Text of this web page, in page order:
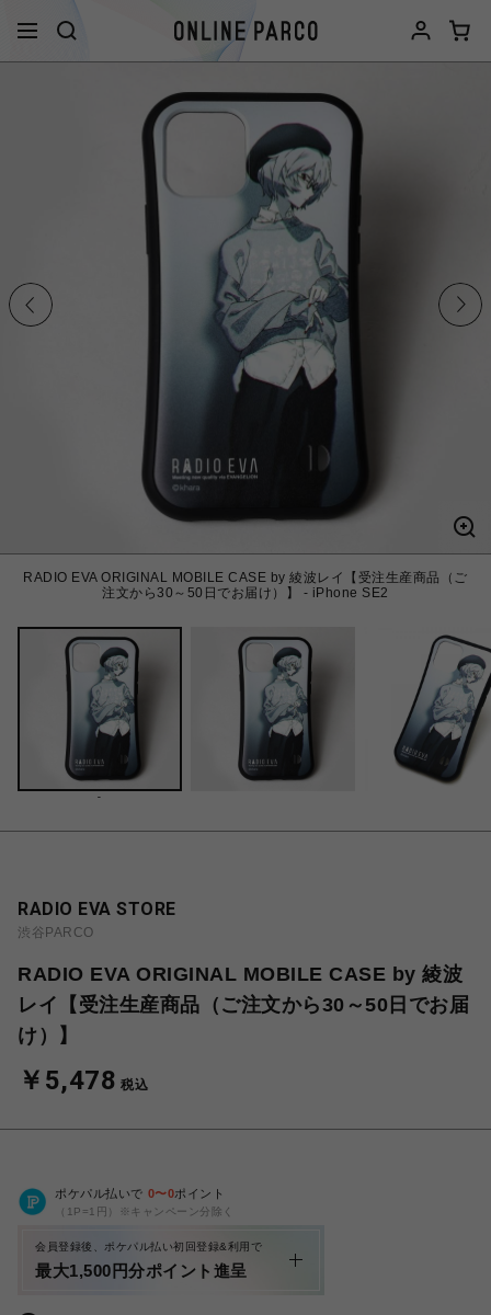
RADIO EVA ORIGINAL MOBILE CASE by 綾波レイ【受注生産商品（ご
注文から30～50日でお届け）】 - iPhone SE2
-
RADIO EVA STORE
渋谷PARCO
RADIO EVA ORIGINAL MOBILE CASE by 綾波
レイ【受注生産商品（ご注文から30～50日でお届
け）】
￥5,478 税込
ポケパル払いで 0〜0ポイント
（1P=1円）※キャンペーン分除く
会員登録後、ポケパル払い初回登録&利用で
最大1,500円分ポイント進呈